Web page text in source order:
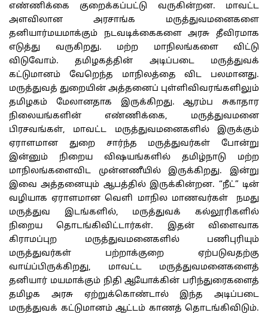
எண்ணிக்கை குறைக்கப்பட்டு வருகின்றன. மாவட்ட
அளவிலான அரசாங்க மருத்துவமனைகளை
தனியார்மயமாக்கும் நடவடிக்கைகளை அரசு தீவிரமாக
எடுத்து வருகிறது. மற்ற மாநிலங்களை விட்டு
விடுவோம். தமிழகத்தின் அடிப்படை மருத்துவக்
கட்டுமானம் வேறெந்த மாநிலத்தை விட பலமானது.
மருத்துவத் துறையின் அத்தனைப் புள்ளிவிவரங்களிலும்
தமிழகம் மேலானதாக இருக்கிறது. ஆரம்ப சுகாதார
நிலையங்களின் எண்ணிக்கை, மருத்துவமனை
பிரசவங்கள், மாவட்ட மருத்துவமனைகளில் இருக்கும்
ஏராளமான துறை சார்ந்த மருத்துவர்கள் போன்று
இன்னும் நிறைய விஷயங்களில் தமிழ்நாடு மற்ற
மாநிலங்களைவிட முன்னணீயில் இருக்கிறது. இன்று
இவை அத்தனையும் ஆபத்தில் இருக்கின்றன. “நீட்” டின்
வழியாக ஏராளமான வெளி மாநில மாணவர்கள் நமது
மருத்துவ இடங்களில், மருத்துவக் கல்லூரிகளில்
நிறைய தொடங்கிவிட்டார்கள். இதன் விளைவாக
கிராமப்புற மருத்துவமனைகளில் பணிபுரியும்
மருத்துவர்கள் பற்றாக்குறை ஏற்படுவதற்கு
வாய்ப்பிருக்கிறது, மாவட்ட மருத்துவமனைகளைத்
தனியார் மயமாக்கும் நிதி ஆயோக்கின் பரிந்துரைகளைத்
தமிழக அரசு ஏற்றுக்கொண்டால் இந்த அடிப்படை
மருத்துவக் கட்டுமானம் ஆட்டம் காணத் தொடங்கிவிடும்.